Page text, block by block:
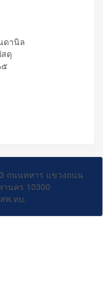
ดานิล
ดุ
ถนนทหาร แขวงถนน
นคร 10300
พ.ทบ.